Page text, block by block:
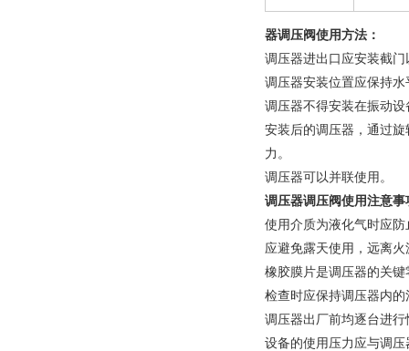
器调压阀使用方法：
调压器进出口应安装截
调压器安装位置应保持
调压器不得安装在振动
安装后的调压器，通过
力。
调压器可以并联使用。
调压器调压阀使用注意事
使用介质为液化气时应
应避免露天使用，远离
橡胶膜片是调压器的关
检查时应保持调压器内
调压器出厂前均逐台进
设备的使用压力应与调